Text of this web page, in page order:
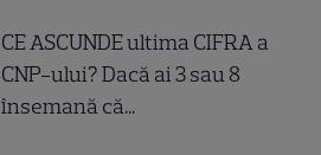
CE ASCUNDE ultima CIFRA a
CNP-ului? Dacă ai 3 sau 8
însemană că...